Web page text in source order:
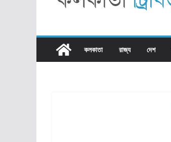
কলকাতা রাজ্য​ দেশ